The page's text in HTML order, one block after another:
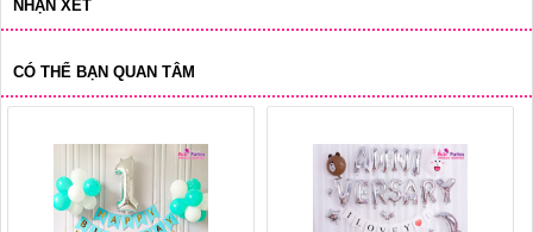
NHẬN XÉT
CÓ THỂ BẠN QUAN TÂM